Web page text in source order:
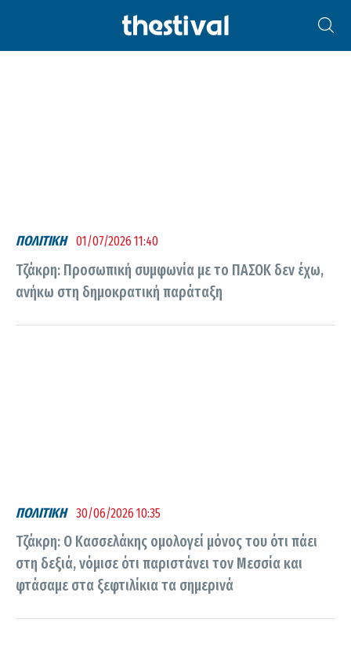
ΘΕΟΔΏΡΑ ΤΖΆΚΡΗ
ΠΟΛΙΤΙΚΗ 01/07/2026 11:40
Τζάκρη: Προσωπική συμφωνία με το ΠΑΣΟΚ δεν έχω,
ανήκω στη δημοκρατική παράταξη
ΠΟΛΙΤΙΚΗ 30/06/2026 10:35
Τζάκρη: Ο Κασσελάκης ομολογεί μόνος του ότι πάει
στη δεξιά, νόμισε ότι παριστάνει τον Μεσσία και
φτάσαμε στα ξεφτιλίκια τα σημερινά